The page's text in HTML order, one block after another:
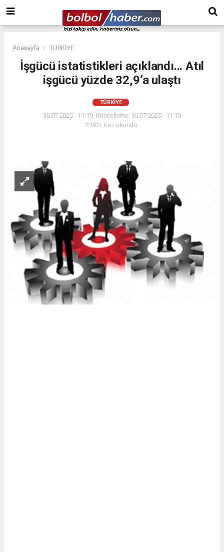
Anasayfa TÜRKİYE
İşgücü istatistikleri açıklandı... Atıl
işgücü yüzde 32,9’a ulaştı
TÜRKİYE
30.07.2025 - 11:19, Güncelleme: 30.07.2025 - 11:19
2192+ kez okundu.